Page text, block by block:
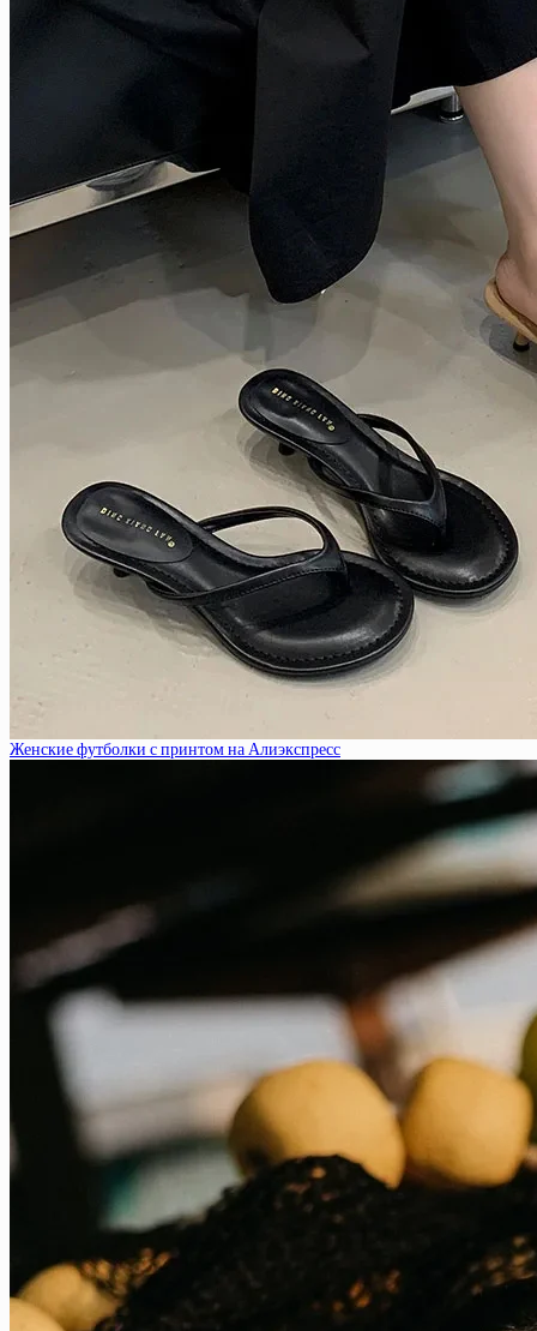
Женские футболки с принтом на Алиэкспресс